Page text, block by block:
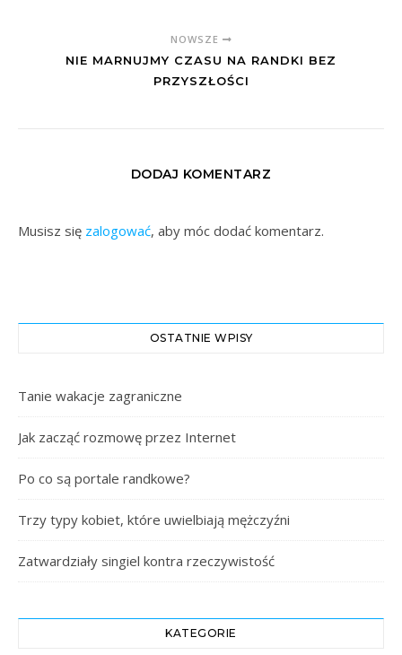
NOWSZE
NIE MARNUJMY CZASU NA RANDKI BEZ
PRZYSZŁOŚCI
DODAJ KOMENTARZ
Musisz się zalogować, aby móc dodać komentarz.
OSTATNIE WPISY
Tanie wakacje zagraniczne
Jak zacząć rozmowę przez Internet
Po co są portale randkowe?
Trzy typy kobiet, które uwielbiają mężczyźni
Zatwardziały singiel kontra rzeczywistość
KATEGORIE